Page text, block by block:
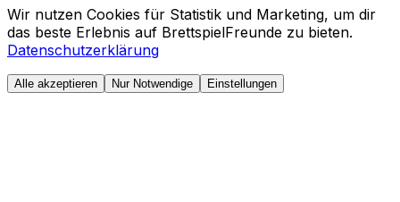
Wir nutzen Cookies für Statistik und Marketing, um dir
das beste Erlebnis auf BrettspielFreunde zu bieten.
Datenschutzerklärung
Alle akzeptieren Nur Notwendige Einstellungen